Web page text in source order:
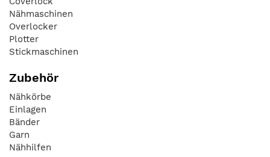
Nähmaschinen
Overlocker
Plotter
Stickmaschinen
Zubehör
Nähkörbe
Einlagen
Bänder
Garn
Nähhilfen